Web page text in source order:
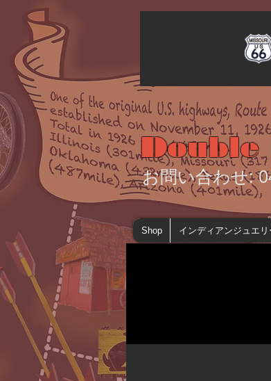
お問い合わせ:
Double
Shop インディアンジュエリ